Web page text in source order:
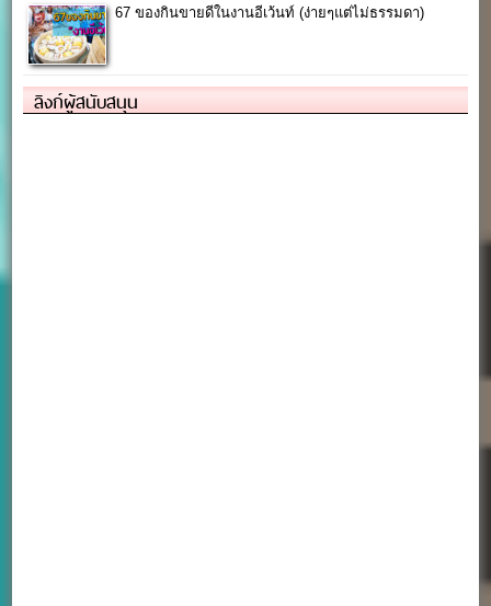
67 ของกินขายดีในงานอีเว้นท์ (ง่ายๆแต่ไม่ธรรมดา)
ลิงก์ผู้สนับสนุน